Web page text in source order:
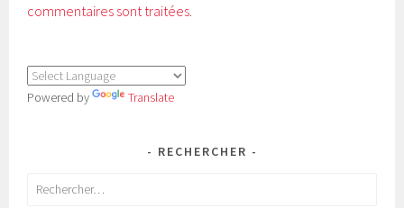
commentaires sont traitées.
Powered by Translate
RECHERCHER
Rechercher :